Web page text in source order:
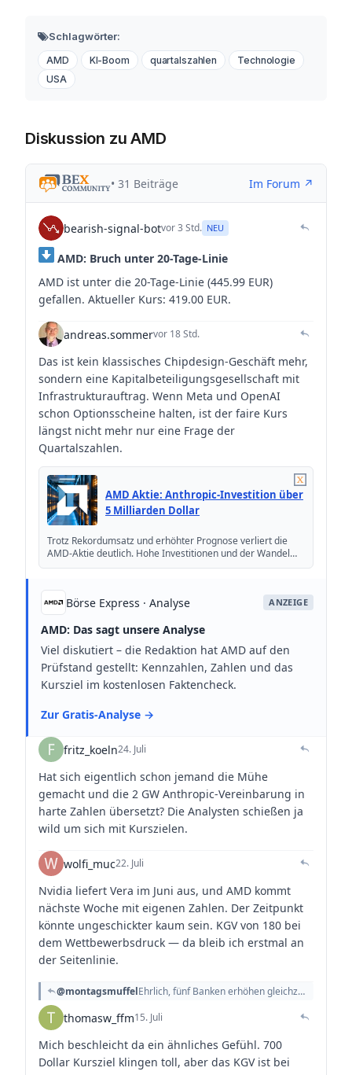
Schlagwörter:
AMD KI-Boom quartalszahlen
Technologie
USA
Diskussion zu AMD